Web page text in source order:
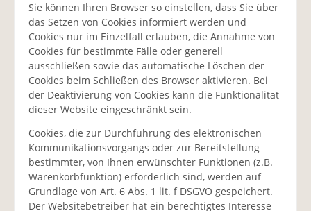
Sie können Ihren Browser so einstellen, dass Sie über
das Setzen von Cookies informiert werden und
Cookies nur im Einzelfall erlauben, die Annahme von
Cookies für bestimmte Fälle oder generell
ausschließen sowie das automatische Löschen der
Cookies beim Schließen des Browser aktivieren. Bei
der Deaktivierung von Cookies kann die Funktionalität
dieser Website eingeschränkt sein.
Cookies, die zur Durchführung des elektronischen
Kommunikationsvorgangs oder zur Bereitstellung
bestimmter, von Ihnen erwünschter Funktionen (z.B.
Warenkorbfunktion) erforderlich sind, werden auf
Grundlage von Art. 6 Abs. 1 lit. f DSGVO gespeichert.
Der Websitebetreiber hat ein berechtigtes Interesse